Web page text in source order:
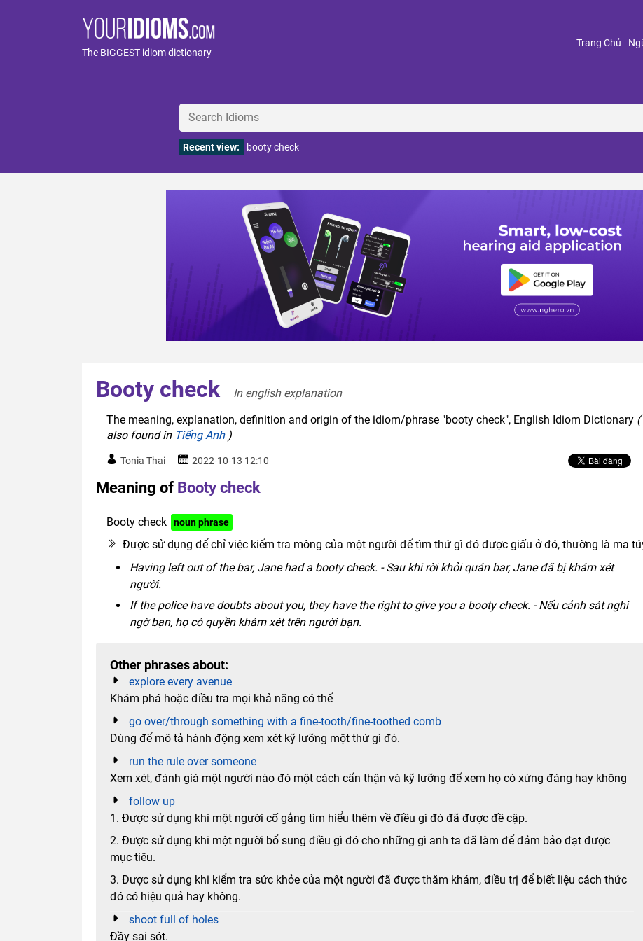
The BIGGEST idiom dictionary
Trang Chủ
Recent view: booty check
Booty check
In english explanation
The meaning, explanation, definition and origin of the idiom/phrase "booty check", English Idiom Dictionary (
also found in Tiếng Anh)
Tonia Thai 2022-10-13 12:10
Meaning of Booty check
Booty check noun phrase
Được sử dụng để chỉ việc kiểm tra mông của một người để tìm thứ gì đó được giấu ở đó, thường là ma
Having left out of the bar, Jane had a booty check. - Sau khi rời khỏi quán bar, Jane đã bị khám xét
người.
If the police have doubts about you, they have the right to give you a booty check. - Nếu cảnh sát nghi
ngờ bạn, họ có quyền khám xét trên người bạn.
Other phrases about:
explore every avenue
Khám phá hoặc điều tra mọi khả năng có thể
go over/through something with a fine-tooth/fine-toothed comb
Dùng để mô tả hành động xem xét kỹ lưỡng một thứ gì đó.
run the rule over someone
Xem xét, đánh giá một người nào đó một cách cẩn thận và kỹ lưỡng để xem họ có xứng đáng hay không
follow up
1. Được sử dụng khi một người cố gắng tìm hiểu thêm về điều gì đó đã được đề cập.
2. Được sử dụng khi một người bổ sung điều gì đó cho những gì anh ta đã làm để đảm bảo đạt được
mục tiêu.
3. Được sử dụng khi kiểm tra sức khỏe của một người đã được thăm khám, điều trị để biết liệu cách thức
đó có hiệu quả hay không.
shoot full of holes
Đầy sai sót.